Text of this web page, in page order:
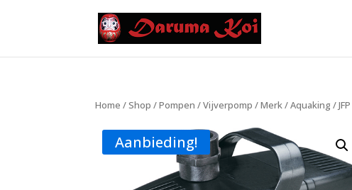
Home /Shop /Pompen /Vijverpomp /Merk/Aquaking /JFP
Aanbieding!